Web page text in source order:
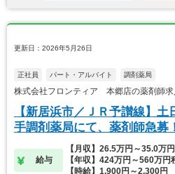
更新日：2026年5月26日
正社員 パート・アルバイト 調剤薬局
株式会社フロンティア 本郷店の薬剤師求
【新居浜市／ＪＲ予讃線】
手調剤薬局にて、薬剤師急募！
給与
【月収】26.5万円～35.0万
【年収】424万円～560万円
【時給】1,900円～2,300円